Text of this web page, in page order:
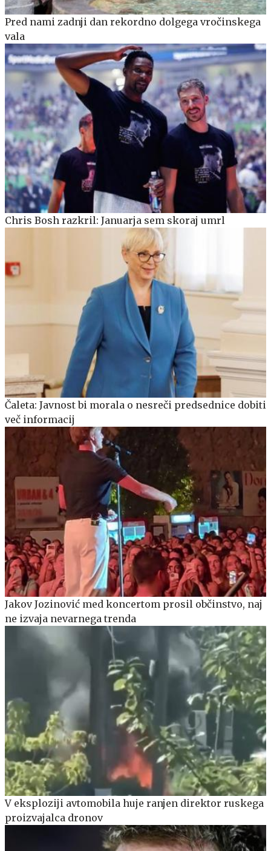
Pred nami zadnji dan rekordno dolgega vročinskega
vala
Chris Bosh razkril: Januarja sem skoraj umrl
Čaleta: Javnost bi morala o nesreči predsednice dobiti
več informacij
Jakov Jozinović med koncertom prosil občinstvo, naj
ne izvaja nevarnega trenda
V eksploziji avtomobila huje ranjen direktor ruskega
proizvajalca dronov